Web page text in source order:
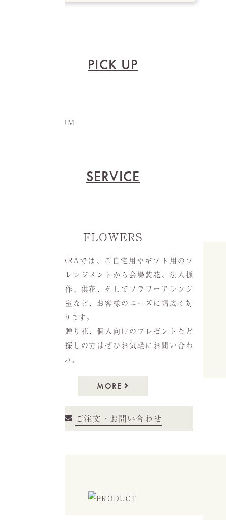
PICK UP
SERVICE
FLOWERS
MIYAHARAでは、ご自宅用やギフト用のフ
ラワーアレンジメントから会場装花、法人様
向けの制作、供花、そしてフラワーアレンジ
メント教室など、お客様のニーズに幅広く対
応しております。
開店祝の贈り花、個人向けのプレゼントなど
お花をお探しの方はぜひお気軽にお問い合わ
せください。
MORE
ご注文・お問い合わせ